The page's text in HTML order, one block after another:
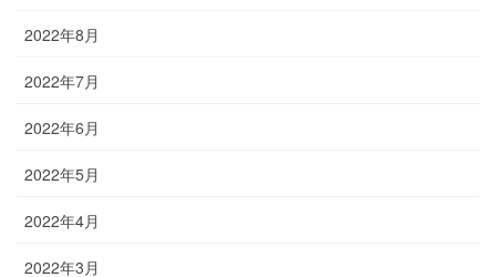
2022年8月
2022年7月
2022年6月
2022年5月
2022年4月
2022年3月